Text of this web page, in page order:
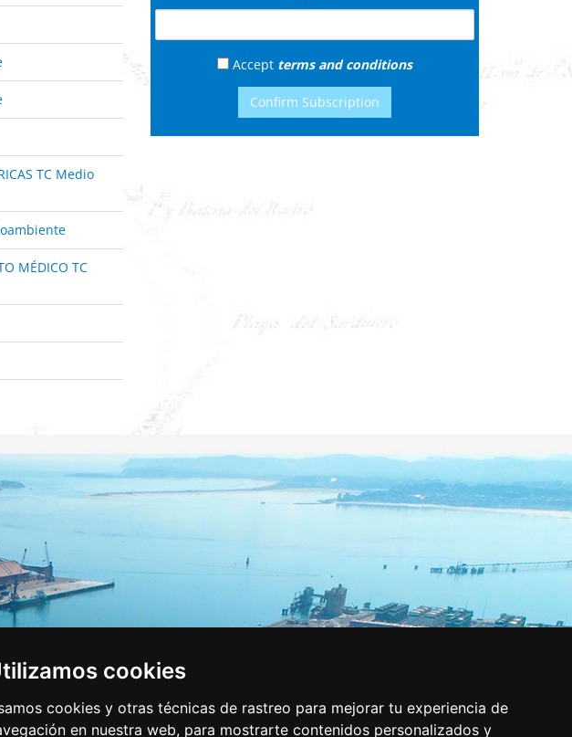
cookies
cookies y otras técnicas de rastreo para mejorar tu experiencia de
en nuestra web, para mostrarte contenidos personalizados y
TC Medio
MÉDICO TC
Accept terms and conditions